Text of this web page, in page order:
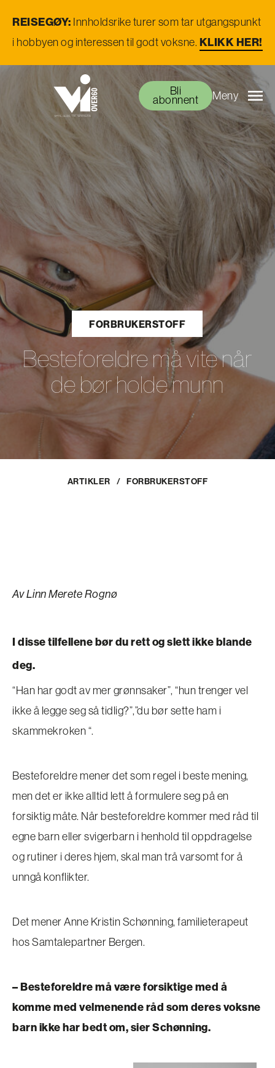
REISEGØY: Innholdsrike turer som tar utgangspunkt
i hobbyen og interessen til godt voksne. KLIKK HER!
Bli
abonnent Meny
FORBRUKERSTOFF
Besteforeldre må vite når
de bør holde munn
ARTIKLER / FORBRUKERSTOFF
Av Linn Merete Rognø
I disse tilfellene bør du rett og slett ikke blande
deg.
“Han har godt av mer grønnsaker”, “hun trenger vel
ikke å legge seg så tidlig?”,”du bør sette ham i
skammekroken “.
Besteforeldre mener det som regel i beste mening,
men det er ikke alltid lett å formulere seg på en
forsiktig måte. Når besteforeldre kommer med råd til
egne barn eller svigerbarn i henhold til oppdragelse
og rutiner i deres hjem, skal man trå varsomt for å
unngå konflikter.
Det mener Anne Kristin Schønning, familieterapeut
hos Samtalepartner Bergen.
– Besteforeldre må være forsiktige med å
komme med velmenende råd som deres voksne
barn ikke har bedt om, sier Schønning.